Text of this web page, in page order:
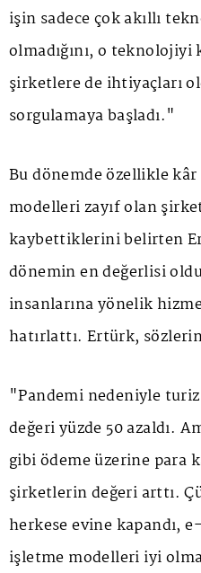
işin sadece çok akıllı
olmadığını, o
şirketlere de ihtiyaçları
sorgulamaya başladı."
Bu dönemde özellikle
modelleri zayıf olan
kaybettiklerini belirten
dönemin en değerlisi
insanlarına yönelik
hatırlattı. Ertürk,
"Pandemi nedeniyle
değeri yüzde 50 azaldı.
gibi ödeme üzerine para
şirketlerin değeri arttı.
herkese evine kapandı,
işletme modelleri iyi